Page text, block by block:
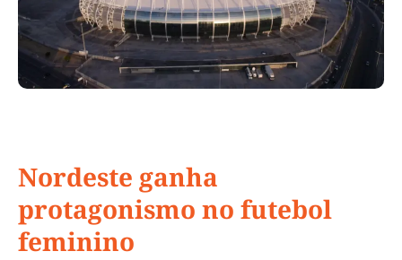
Nordeste ganha
protagonismo no futebol
feminino